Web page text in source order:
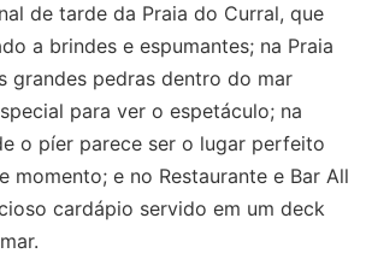
de tarde da Praia do Curral, que
a brindes e espumantes; na Praia
grandes pedras dentro do mar
para ver o espetáculo; na
o píer parece ser o lugar perfeito
momento; e no Restaurante e Bar All
cardápio servido em um deck